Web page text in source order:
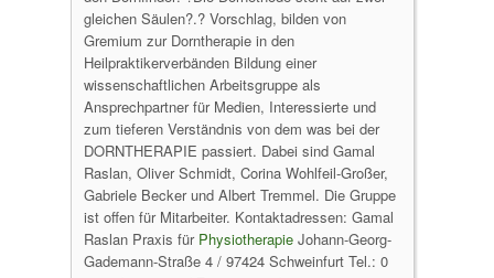
gleichen Säulen?.? Vorschlag, bilden von
Gremium zur Dorntherapie in den
Heilpraktikerverbänden Bildung einer
wissenschaftlichen Arbeitsgruppe als
Ansprechpartner für Medien, Interessierte und
zum tieferen Verständnis von dem was bei der
DORNTHERAPIE passiert. Dabei sind Gamal
Raslan, Oliver Schmidt, Corina Wohlfeil-Großer,
Gabriele Becker und Albert Tremmel. Die Gruppe
ist offen für Mitarbeiter. Kontaktadressen: Gamal
Raslan Praxis für Physiotherapie Johann-Georg-
Gademann-Straße 4 / 97424 Schweinfurt Tel.: 0